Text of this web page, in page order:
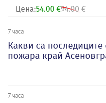
Цена:54.00 €94.00 €
7 часа
Какви са последиците
пожара край
7 часа